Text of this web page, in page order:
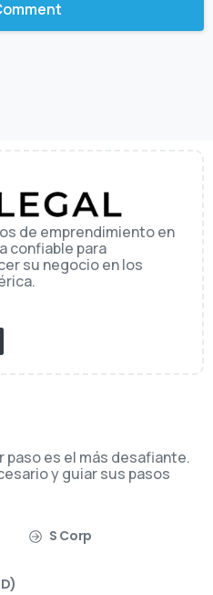
de emprendimiento en
confiable para
su negocio en los
paso es el más desafiante.
y guiar sus pasos
S Corp